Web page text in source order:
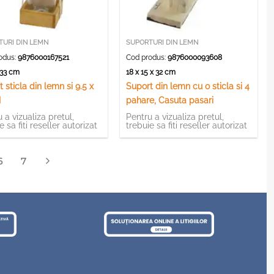
DIN LEMN
9876000167521
cm
sticla din lemn si 9.5 x
a vizualiza pretul,
sa fiti reseller autorizat
SUPORTURI DIN LEMN
Cod produs:9876000093608
18 x 15 x 32 cm
Suport din lemn cu o sticla si 4
pahare, Casuta pasari
Pentru a vizualiza pretul,
trebuie sa fiti reseller autorizat
7